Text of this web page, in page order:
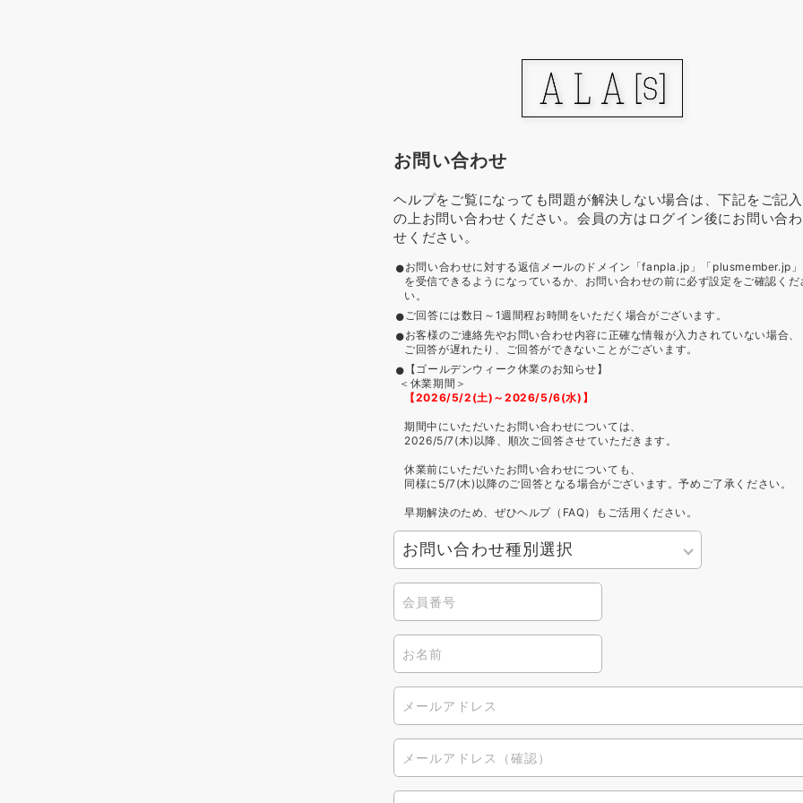
お問い合わせ
ヘルプをご覧になっても問題が解決しない場合は、下記をご記入
の上お問い合わせください。会員の方はログイン後にお問い合わ
せください。
お問い合わせに対する返信メールのドメイン「fanpla.jp」「plusmember.jp」
を受信できるようになっているか、お問い合わせの前に必ず設定をご確認くだ
い。
ご回答には数日～1週間程お時間をいただく場合がございます。
お客様のご連絡先やお問い合わせ内容に正確な情報が入力されていない場合、
ご回答が遅れたり、ご回答ができないことがございます。
【ゴールデンウィーク休業のお知らせ】
＜休業期間＞
【2026/5/2(土)～2026/5/6(水)】
期間中にいただいたお問い合わせについては、
2026/5/7(木)以降、順次ご回答させていただきます。
休業前にいただいたお問い合わせについても、
同様に5/7(木)以降のご回答となる場合がございます。予めご了承ください。
早期解決のため、ぜひヘルプ（FAQ）もご活用ください。